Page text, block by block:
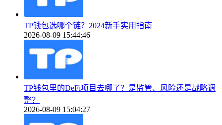
TP钱包选哪个链？2024新手实用指南
2026-08-09 15:44:46
TP钱包里的DeFi项目去哪了？是监管、风险还是战略调
整？
2026-08-09 15:04:27